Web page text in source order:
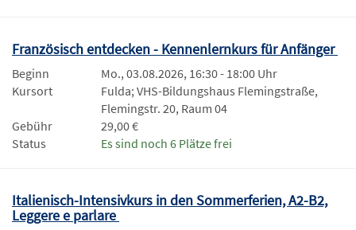
Französisch entdecken - Kennenlernkurs für Anfänger
Beginn
Mo., 03.08.2026, 16:30 - 18:00 Uhr
Kursort
Fulda; VHS-Bildungshaus Flemingstraße,
Flemingstr. 20, Raum 04
Gebühr
29,00 €
Status
Es sind noch 6 Plätze frei
Italienisch-Intensivkurs in den Sommerferien, A2-B2,
Leggere e parlare